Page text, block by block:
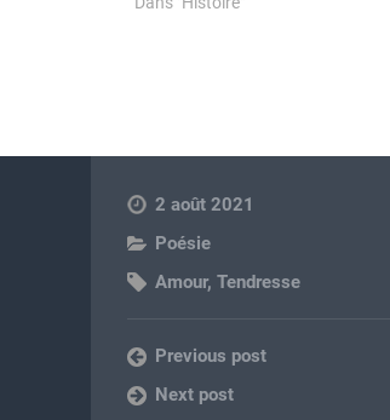
2 août 2021
Poésie
Amour,Tendresse
Previous post
Next post